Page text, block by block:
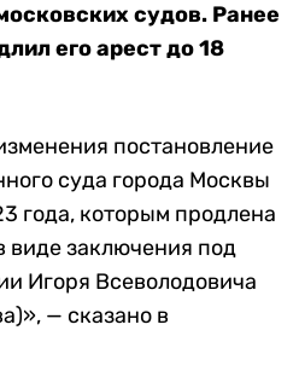
судов. Ранее
его арест до 18
постановление
суда города Москвы
года, которым продлена
виде заключения под
Игоря Всеволодовича
— сказано в